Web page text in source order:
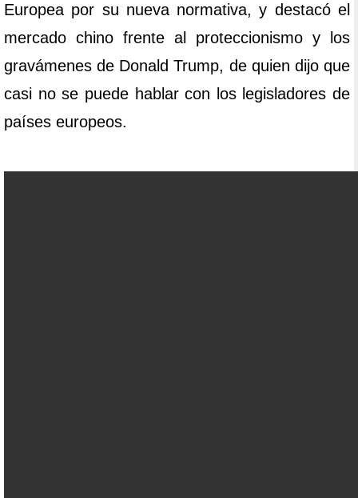
Europea por su nueva normativa, y destacó el
mercado chino frente al proteccionismo y los
gravámenes de Donald Trump, de quien dijo que
casi no se puede hablar con los legisladores de
países europeos.